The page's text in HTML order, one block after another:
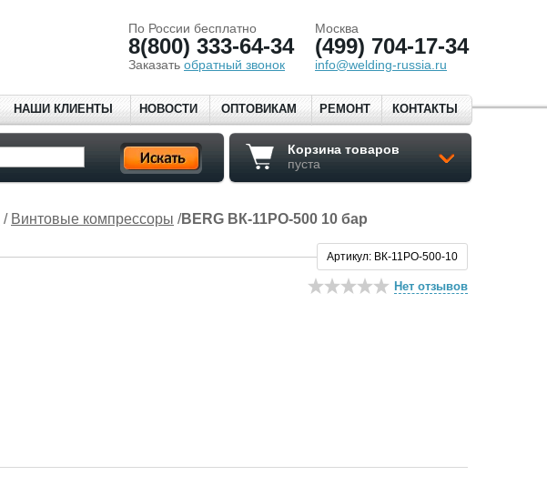
По России бесплатно
8(800) 333-64-34
Заказать обратный звонок
Москва
(499) 704-17-34
info@welding-russia.ru
НАШИ КЛИЕНТЫ НОВОСТИ ОПТОВИКАМ РЕМОНТ КОНТАКТЫ
Корзина товаров
пуста
/ Винтовые компрессоры /BERG ВК-11РО-500 10 бар
Нет отзывов
Артикул: ВК-11РО-500-10